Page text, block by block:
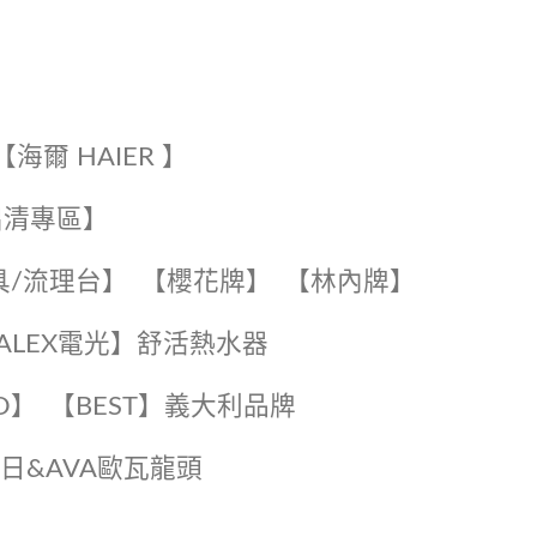
爾 HAIER 】
專區】
/流理台】 【櫻花牌】 【林內牌】
ALEX電光】舒活熱水器️️
️【BEST】️義大利品牌
&AVA歐瓦龍頭